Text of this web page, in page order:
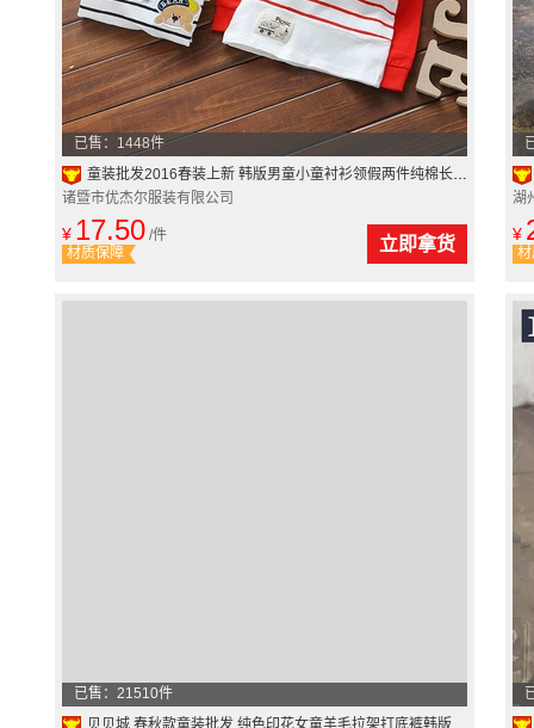
已售：1448件
童装批发2016春装上新 韩版男童小童衬衫领假两件纯棉长袖T
诸暨市优杰尔服装有限公司
¥ 17.50 /件
材质保障
立即拿货
湖
¥
已售：21510件
贝贝城 春秋款童装批发 纯色印花女童羊毛拉架打底裤韩版童裤精品